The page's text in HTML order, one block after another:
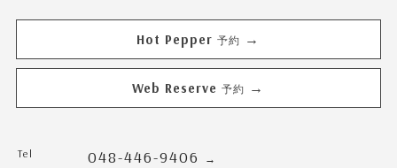
Hot Pepper 予約 →
Web Reserve 予約 →
Tel 048-446-9406 →